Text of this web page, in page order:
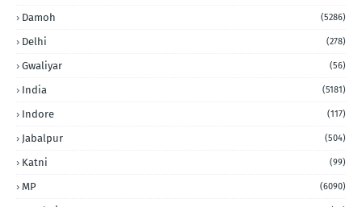
Damoh (5286)
Delhi (278)
Gwaliyar (56)
India (5181)
Indore (117)
Jabalpur (504)
Katni (99)
MP (6090)